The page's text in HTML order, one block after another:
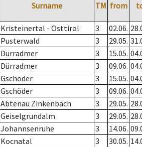
Surname TM from
Kristeinertal - Osttirol 3 02.06.
Pusterwald 3 29.05.
Dürradmer 3 15.05.
Dürradmer 3 09.06.
Gschöder 3 15.05.
Gschöder 3 09.06.
Abtenau Zinkenbach 3 29.05.
Geiselgrundalm 3 29.05.
Johannsenruhe 3 14.06.
Kocnatal 3 30.05.